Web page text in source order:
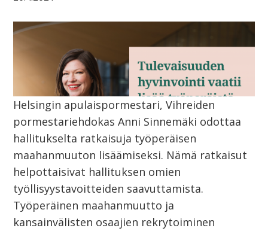
Helsingin apulaispormestari, Vihreiden
pormestariehdokas Anni Sinnemäki odottaa
hallitukselta ratkaisuja työperäisen
maahanmuuton lisäämiseksi. Nämä ratkaisut
helpottaisivat hallituksen omien
työllisyystavoitteiden saavuttamista.
Työperäinen maahanmuutto ja
kansainvälisten osaajien rekrytoiminen